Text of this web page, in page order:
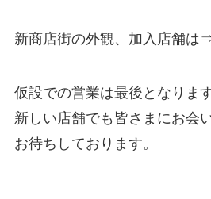
新商店街の外観、加入店舗は
仮設での営業は最後となります
新しい店舗でも皆さまにお会
お待ちしております。